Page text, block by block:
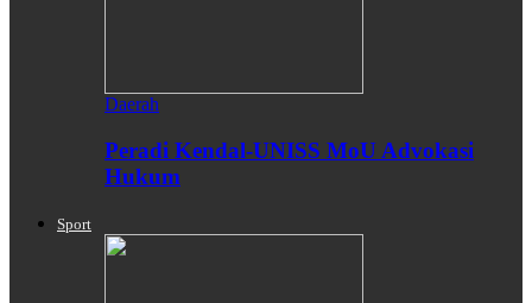
Daerah
Peradi Kendal-UNISS MoU Advokasi
Hukum
Sport